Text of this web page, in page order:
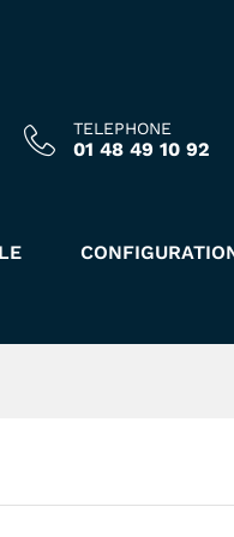
TELEPHONE
01 48 49 10 92